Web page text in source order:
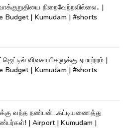
நிறைவேற்றவில்லை.. |
Budget | Kumudam | #shorts
விவசாயிகளுக்கு ஏமாற்றம் |
Budget | Kumudam | #shorts
க்கு வந்த நண்பன்...கட்டியணைத்து
| Airport | Kumudam |